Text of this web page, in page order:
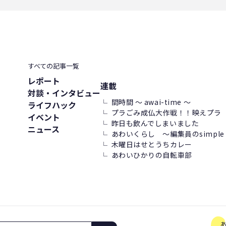
すべての記事一覧
レポート
対談・インタビュー
ライフハック
イベント
ニュース
連載
間時間 ～ awai-time ～
プラごみ成仏大作戦！！映えプラ
昨日も飲んでしまいました
あわいくらし ～編集員の
木曜日はせとうちカレー
あわいひかりの自転車部